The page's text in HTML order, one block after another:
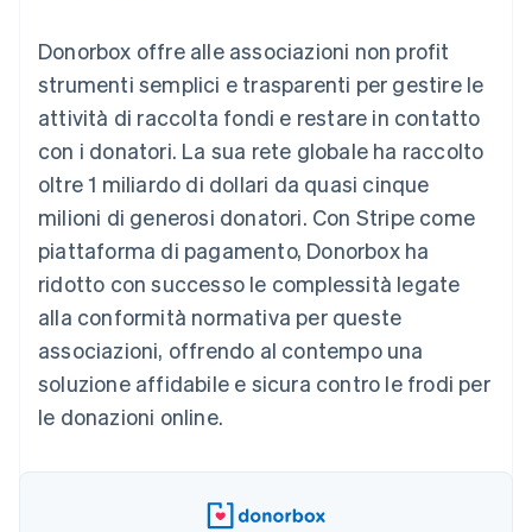
pagamento
oltre 125
Terminal
persona
Authorization
Accettazione
ottimizzata
Pagamento
accelerato
Connections
Conti finanziari
Stripe Sigma
personalizzati
Data Pipeline
dei dati
SaaS
Per settore
Aziende di IA
Creator economy
Gaming
Ospitalità, viaggi e
tempo libero
Assicurazione
intrattenimento
Organizzazioni non
profit
Servizi professionali
Offrire addebiti in base
all'utilizzo
Emettere carte
garantite da stablecoin
Esegui il provisioning e
gestisci i servizi con gli
agenti
Risorse
Integrazioni app
Esempi di codice
Blog per sviluppatori
Stato dell'API
Conferenza annuale
Sessions
Lavora con noi
Sala stampa
Stripe Press
Recapiti
Contattaci
Diventa nostro partner
Donorbox offre alle associazioni non profit
strumenti semplici e trasparenti per gestire le
attività di raccolta fondi e restare in contatto
con i donatori. La sua rete globale ha raccolto
oltre 1 miliardo di dollari da quasi cinque
milioni di generosi donatori. Con Stripe come
piattaforma di pagamento, Donorbox ha
ridotto con successo le complessità legate
alla conformità normativa per queste
associazioni, offrendo al contempo una
soluzione affidabile e sicura contro le frodi per
le donazioni online.